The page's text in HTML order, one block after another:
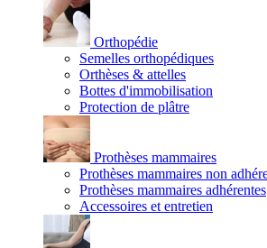
Orthopédie
Semelles orthopédiques
Orthèses & attelles
Bottes d'immobilisation
Protection de plâtre
Prothèses mammaires
Prothèses mammaires non
Prothèses mammaires adhérentes
Accessoires et entretien